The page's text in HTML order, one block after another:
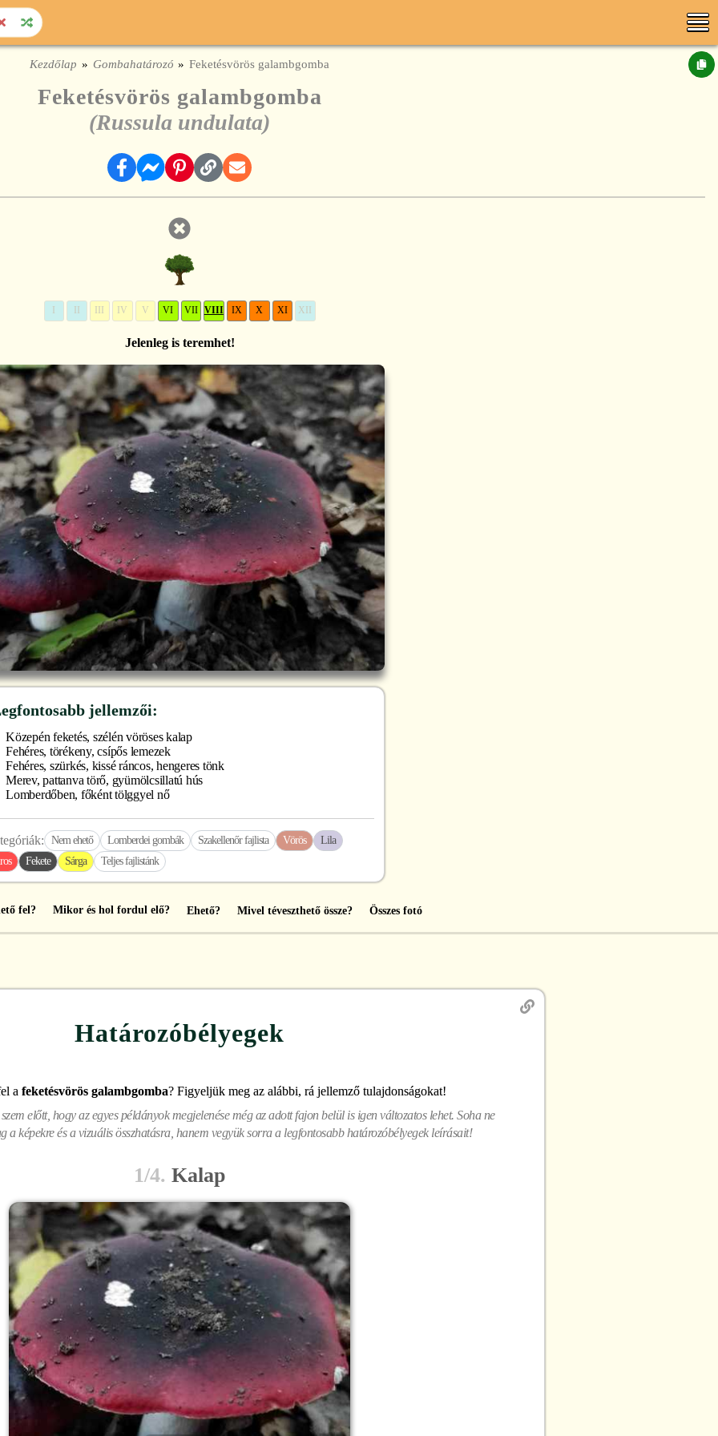
Kezdőlap Gombahatározó Feketésvörös galambgomba
Feketésvörös galambgomba
(Russula undulata)
IV V VI VII VIII IX X XI XII
Jelenleg is teremhet!
jellemzői:
Közepén feketés, szélén vöröses kalap
Fehéres, törékeny, csípős lemezek
Fehéres, szürkés, kissé ráncos, hengeres tönk
Merev, pattanva törő, gyümölcsillatú hús
Lomberdőben, főként tölggyel nő
Nem ehető Lomberdei gombák Szakellenőr fajlista Vörös
Lila
Fekete Sárga Teljes fajlistánk
fel? Mikor és hol fordul elő? Ehető? Mivel téveszthető össze? Összes fotó
Határozóbélyegek
a feketésvörös galambgomba? Figyeljük meg az alábbi, rá jellemző tulajdonságokat!
előtt, hogy az egyes példányok megjelenése még az adott fajon belül is igen változatos lehet. Soha ne
a képekre és a vizuális összhatásra, hanem vegyük sorra a legfontosabb határozóbélyegek leírásait!
1/4. Kalap